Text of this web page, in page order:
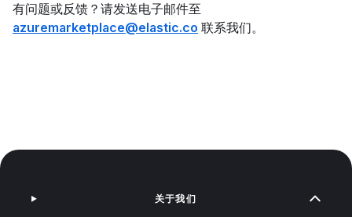
有问题或反馈？请发送电子邮件至
azuremarketplace@elastic.co 联系我们。
关于我们